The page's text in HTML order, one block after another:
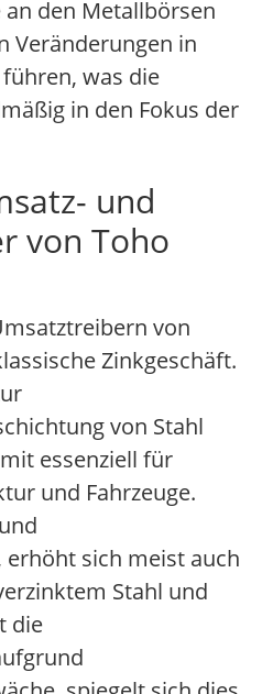
an den Metallbörsen
Veränderungen in
was die
in den Fokus der
und
von Toho
von
Zinkgeschäft.
von Stahl
essenziell für
und Fahrzeuge.
sich meist auch
Stahl und
die